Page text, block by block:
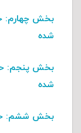
بخش چهارم:
شده
بخش پنجم:
شده
بخش ششم: